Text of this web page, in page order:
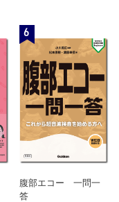
6
腹部エコー 一問一
答